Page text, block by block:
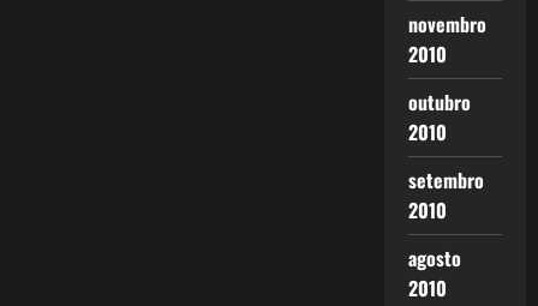
novembro
2010
outubro
2010
setembro
2010
agosto
2010